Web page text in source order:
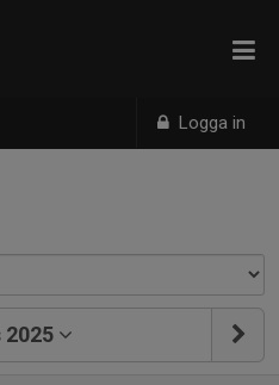
Logga in
2025